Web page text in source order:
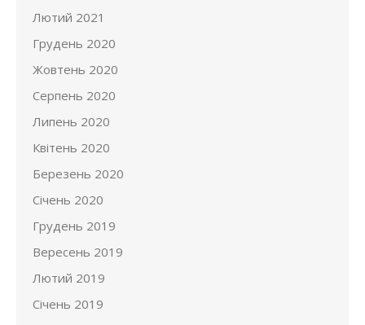
Лютий 2021
Грудень 2020
Жовтень 2020
Серпень 2020
Липень 2020
Квітень 2020
Березень 2020
Січень 2020
Грудень 2019
Вересень 2019
Лютий 2019
Січень 2019